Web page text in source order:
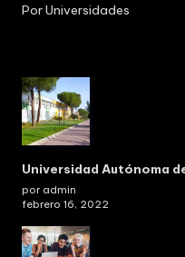
Por Universidades
Universidad Autónoma
por admin
febrero 16, 2022